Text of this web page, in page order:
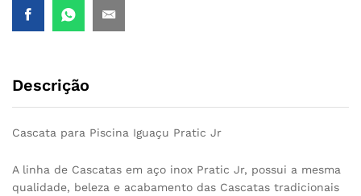
Descrição
Cascata para Piscina Iguaçu Pratic Jr
A linha de Cascatas em aço inox Pratic Jr, possui a mesma
qualidade, beleza e acabamento das Cascatas tradicionais